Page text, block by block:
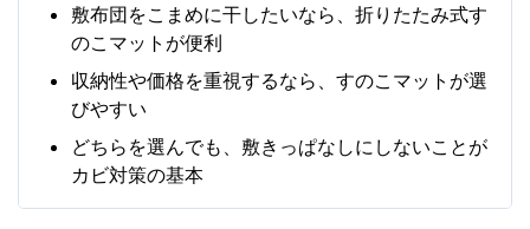
敷布団をこまめに干したいなら、折りたたみ式す
のこマットが便利
収納性や価格を重視するなら、すのこマットが選
びやすい
どちらを選んでも、敷きっぱなしにしないことが
カビ対策の基本